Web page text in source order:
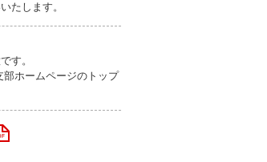
たします。
す。
ホームページのトップ